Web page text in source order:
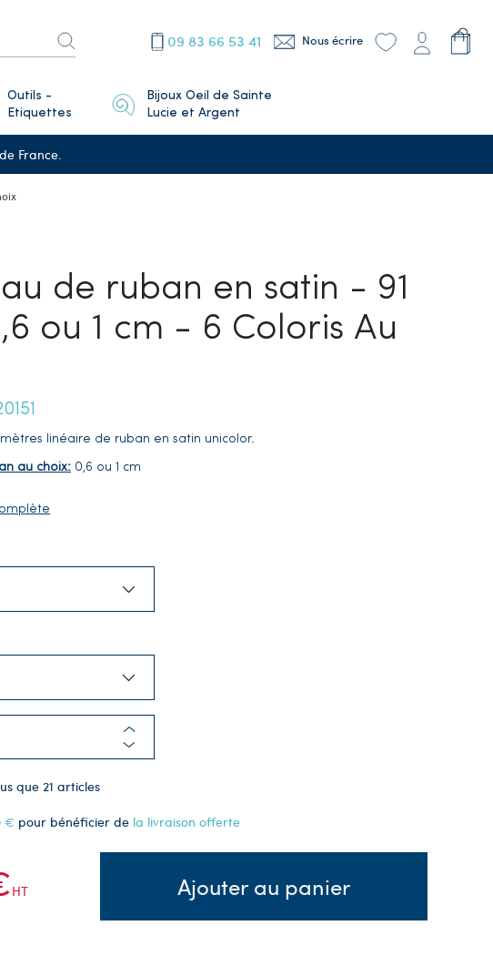
09 83 66 53 41 Nous écrire
Outils -
Etiquettes
Bijoux Oeil de Sainte
Lucie et Argent
France.
de ruban en satin - 91
ou 1 cm - 6 Coloris Au
linéaire de ruban en satin unicolor.
au choix: 0,6 ou 1 cm
que 21 articles
€ pour bénéficier de la livraison offerte
HT Ajouter au panier